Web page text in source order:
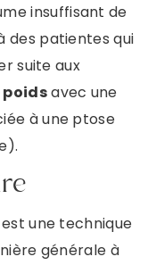
insuffisant de
des patientes qui
suite aux
poidsavec une
à une ptose
une technique
générale à